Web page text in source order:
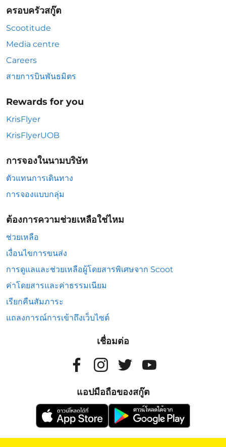
ครอบครัวสกู๊ต
Scootitude
Media centre
Careers
สายการบินพันธมิตร
Rewards for you
KrisFlyer
KrisFlyerUOB
การจองในนามบริษัท
ตัวแทนการเดินทาง
การจองแบบกลุ่ม
ต้องการความช่วยเหลือใช่ไหม
ช่วยเหลือ
เงื่อนไขการขนส่ง
การดูแลและช่วยเหลือผู้โดยสารพิเศษจาก Scoot
ค่าโดยสารและค่าธรรมเนียม
เรียกคืนสัมภาระ
แถลงการณ์การเข้าถึงเว็บไซต์
เชื่อมต่อ
แอปมือถือของสกู๊ต